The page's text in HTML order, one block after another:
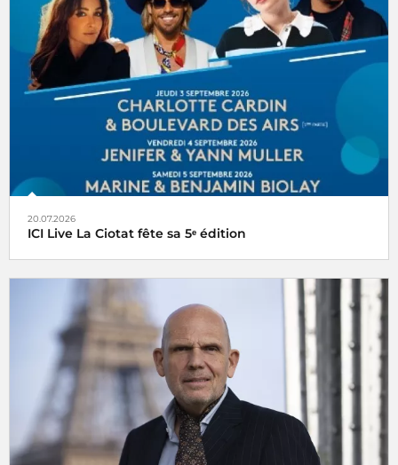
20.07.2026
ICI Live La Ciotat fête sa 5ᵉ édition